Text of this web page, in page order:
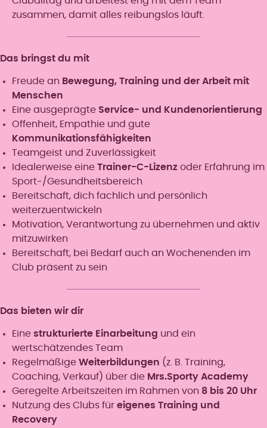
zusammen, damit alles reibungslos läuft.
Das bringst du mit
Freude an Bewegung, Training und der Arbeit mit
Menschen
Eine ausgeprägte Service- und Kundenorientierung
Offenheit, Empathie und gute
Kommunikationsfähigkeiten
Teamgeist und Zuverlässigkeit
Idealerweise eine Trainer-C-Lizenz oder Erfahrung im
Sport-/Gesundheitsbereich
Bereitschaft, dich fachlich und persönlich
weiterzuentwickeln
Motivation, Verantwortung zu übernehmen und aktiv
mitzuwirken
Bereitschaft, bei Bedarf auch an Wochenenden im
Club präsent zu sein
Das bieten wir dir
Eine strukturierte Einarbeitung und ein
wertschätzendes Team
Regelmäßige Weiterbildungen (z. B. Training,
Coaching, Verkauf) über die Mrs.Sporty Academy
Geregelte Arbeitszeiten im Rahmen von 8 bis 20 Uhr
Nutzung des Clubs für eigenes Training und
Recovery